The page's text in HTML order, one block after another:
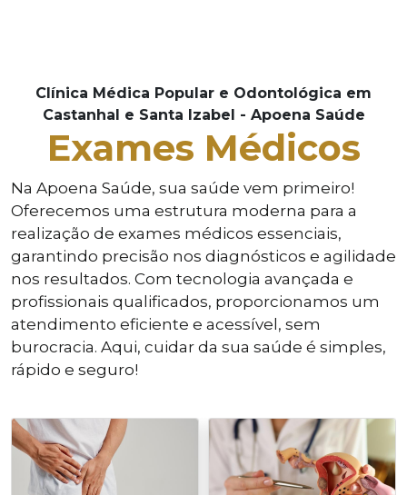
Clínica Médica Popular e Odontológica em
Castanhal e Santa Izabel - Apoena Saúde
Exames Médicos
Na Apoena Saúde, sua saúde vem primeiro!
Oferecemos uma estrutura moderna para a
realização de exames médicos essenciais,
garantindo precisão nos diagnósticos e agilidade
nos resultados. Com tecnologia avançada e
profissionais qualificados, proporcionamos um
atendimento eficiente e acessível, sem
burocracia. Aqui, cuidar da sua saúde é simples,
rápido e seguro!